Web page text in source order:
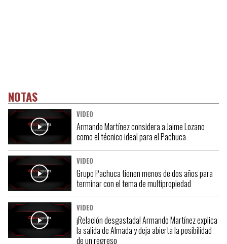
NOTAS
VIDEO
Armando Martínez considera a Jaime Lozano
como el técnico ideal para el Pachuca
VIDEO
Grupo Pachuca tienen menos de dos años para
terminar con el tema de multipropiedad
VIDEO
¡Relación desgastada! Armando Martínez explica
la salida de Almada y deja abierta la posibilidad
de un regreso